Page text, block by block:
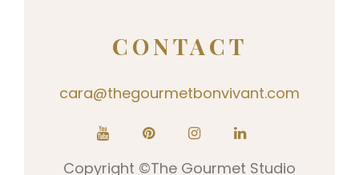
CONTACT
cara@thegourmetbonvivant.com
Copyright ©The Gourmet Studio